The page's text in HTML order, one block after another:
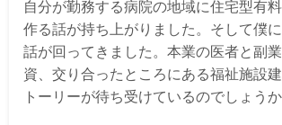
自分が勤務する病院の地域に住宅型有
作る話が持ち上がりました。そして僕
話が回ってきました。本業の医者と副
資、交り合ったところにある福祉施設
トーリーが待ち受けているのでしょうか